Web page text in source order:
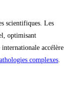
scientifiques. Les
optimisant
accélère
complexes.